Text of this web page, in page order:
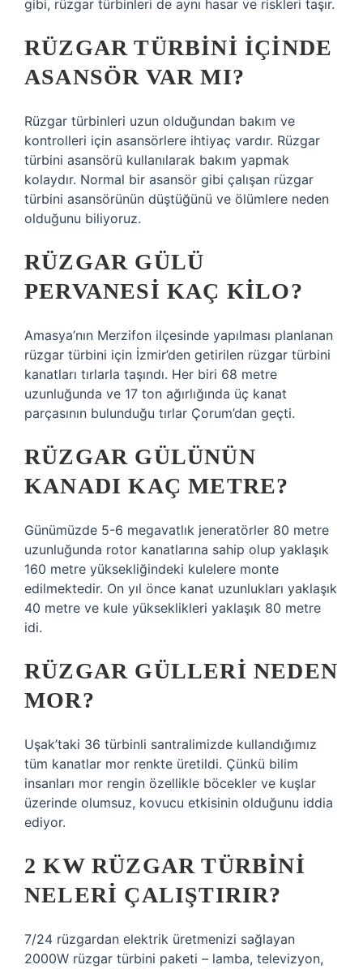
gibi, rüzgar türbinleri de aynı hasar ve riskleri taşır.
RÜZGAR TÜRBINI IÇINDE
ASANSÖR VAR MI?
Rüzgar türbinleri uzun olduğundan bakım ve
kontrolleri için asansörlere ihtiyaç vardır. Rüzgar
türbini asansörü kullanılarak bakım yapmak
kolaydır. Normal bir asansör gibi çalışan rüzgar
türbini asansörünün düştüğünü ve ölümlere neden
olduğunu biliyoruz.
RÜZGAR GÜLÜ
PERVANESI KAÇ KILO?
Amasya’nın Merzifon ilçesinde yapılması planlanan
rüzgar türbini için İzmir’den getirilen rüzgar türbini
kanatları tırlarla taşındı. Her biri 68 metre
uzunluğunda ve 17 ton ağırlığında üç kanat
parçasının bulunduğu tırlar Çorum’dan geçti.
RÜZGAR GÜLÜNÜN
KANADI KAÇ METRE?
Günümüzde 5-6 megavatlık jeneratörler 80 metre
uzunluğunda rotor kanatlarına sahip olup yaklaşık
160 metre yüksekliğindeki kulelere monte
edilmektedir. On yıl önce kanat uzunlukları yaklaşık
40 metre ve kule yükseklikleri yaklaşık 80 metre
idi.
RÜZGAR GÜLLERI NEDEN
MOR?
Uşak’taki 36 türbinli santralimizde kullandığımız
tüm kanatlar mor renkte üretildi. Çünkü bilim
insanları mor rengin özellikle böcekler ve kuşlar
üzerinde olumsuz, kovucu etkisinin olduğunu iddia
ediyor.
2 KW RÜZGAR TÜRBINI
NELERI ÇALIŞTIRIR?
7/24 rüzgardan elektrik üretmenizi sağlayan
2000W rüzgar türbini paketi – lamba, televizyon,